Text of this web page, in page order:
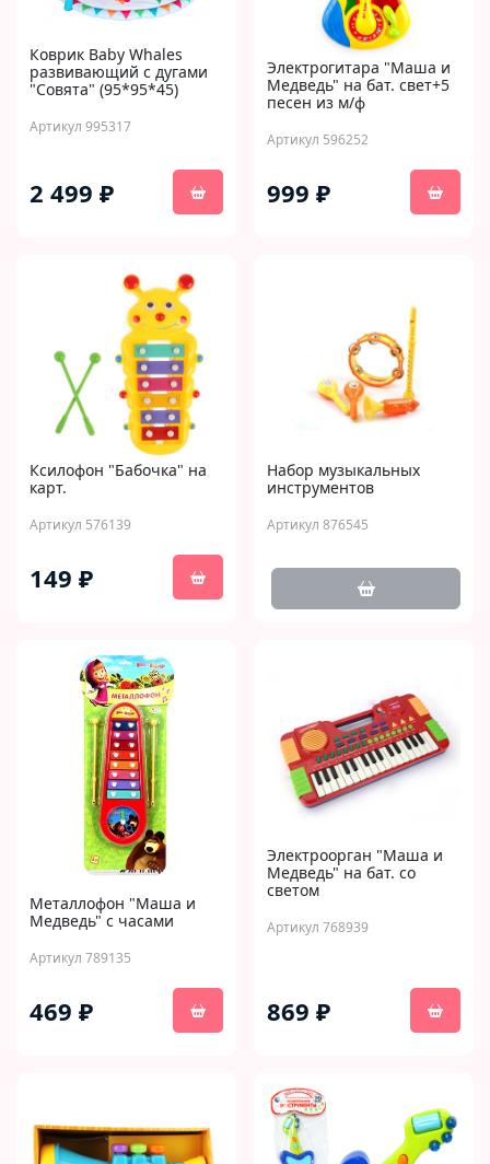
Коврик Baby Whales
развивающий с дугами
"Совята" (95*95*45)
Артикул 995317
2 499 ₽
Электрогитара "Маша и
Медведь" на бат. свет+5
песен из м/ф
Артикул 596252
999 ₽
Ксилофон "Бабочка" на
карт.
Артикул 576139
149 ₽
Набор музыкальных
инструментов
Артикул 876545
Металлофон "Маша и
Медведь" с часами
Артикул 789135
469 ₽
Электроорган "Маша и
Медведь" на бат. со
светом
Артикул 768939
869 ₽